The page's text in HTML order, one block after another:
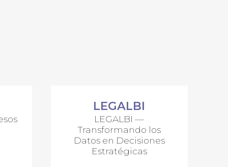
LEGALBI
LEGALBI —
Transformando los
Datos en Decisiones
Estratégicas